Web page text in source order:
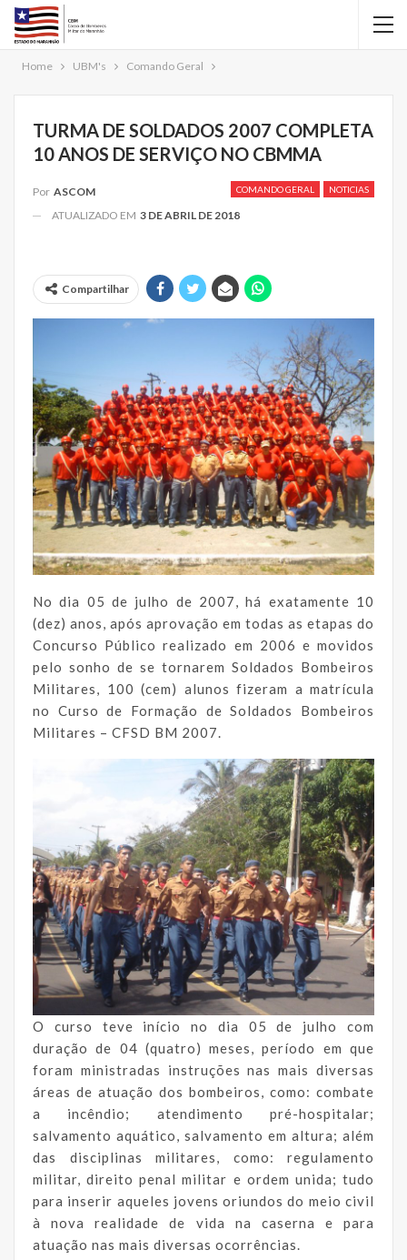
Home UBM's Comando Geral
TURMA DE SOLDADOS 2007 COMPLETA
10 ANOS DE SERVIÇO NO CBMMA
COMANDO GERAL NOTICIAS
Por ASCOM
ATUALIZADO EM 3 DE ABRIL DE 2018
Compartilhar
No dia 05 de julho de 2007, há exatamente 10
(dez) anos, após aprovação em todas as etapas do
Concurso Público realizado em 2006 e movidos
pelo sonho de se tornarem Soldados Bombeiros
Militares, 100 (cem) alunos fizeram a matrícula
no Curso de Formação de Soldados Bombeiros
Militares – CFSD BM 2007.
O curso teve início no dia 05 de julho com
duração de 04 (quatro) meses, período em que
foram ministradas instruções nas mais diversas
áreas de atuação dos bombeiros, como: combate
a incêndio; atendimento pré-hospitalar;
salvamento aquático, salvamento em altura; além
das disciplinas militares, como: regulamento
militar, direito penal militar e ordem unida; tudo
para inserir aqueles jovens oriundos do meio civil
à nova realidade de vida na caserna e para
atuação nas mais diversas ocorrências.